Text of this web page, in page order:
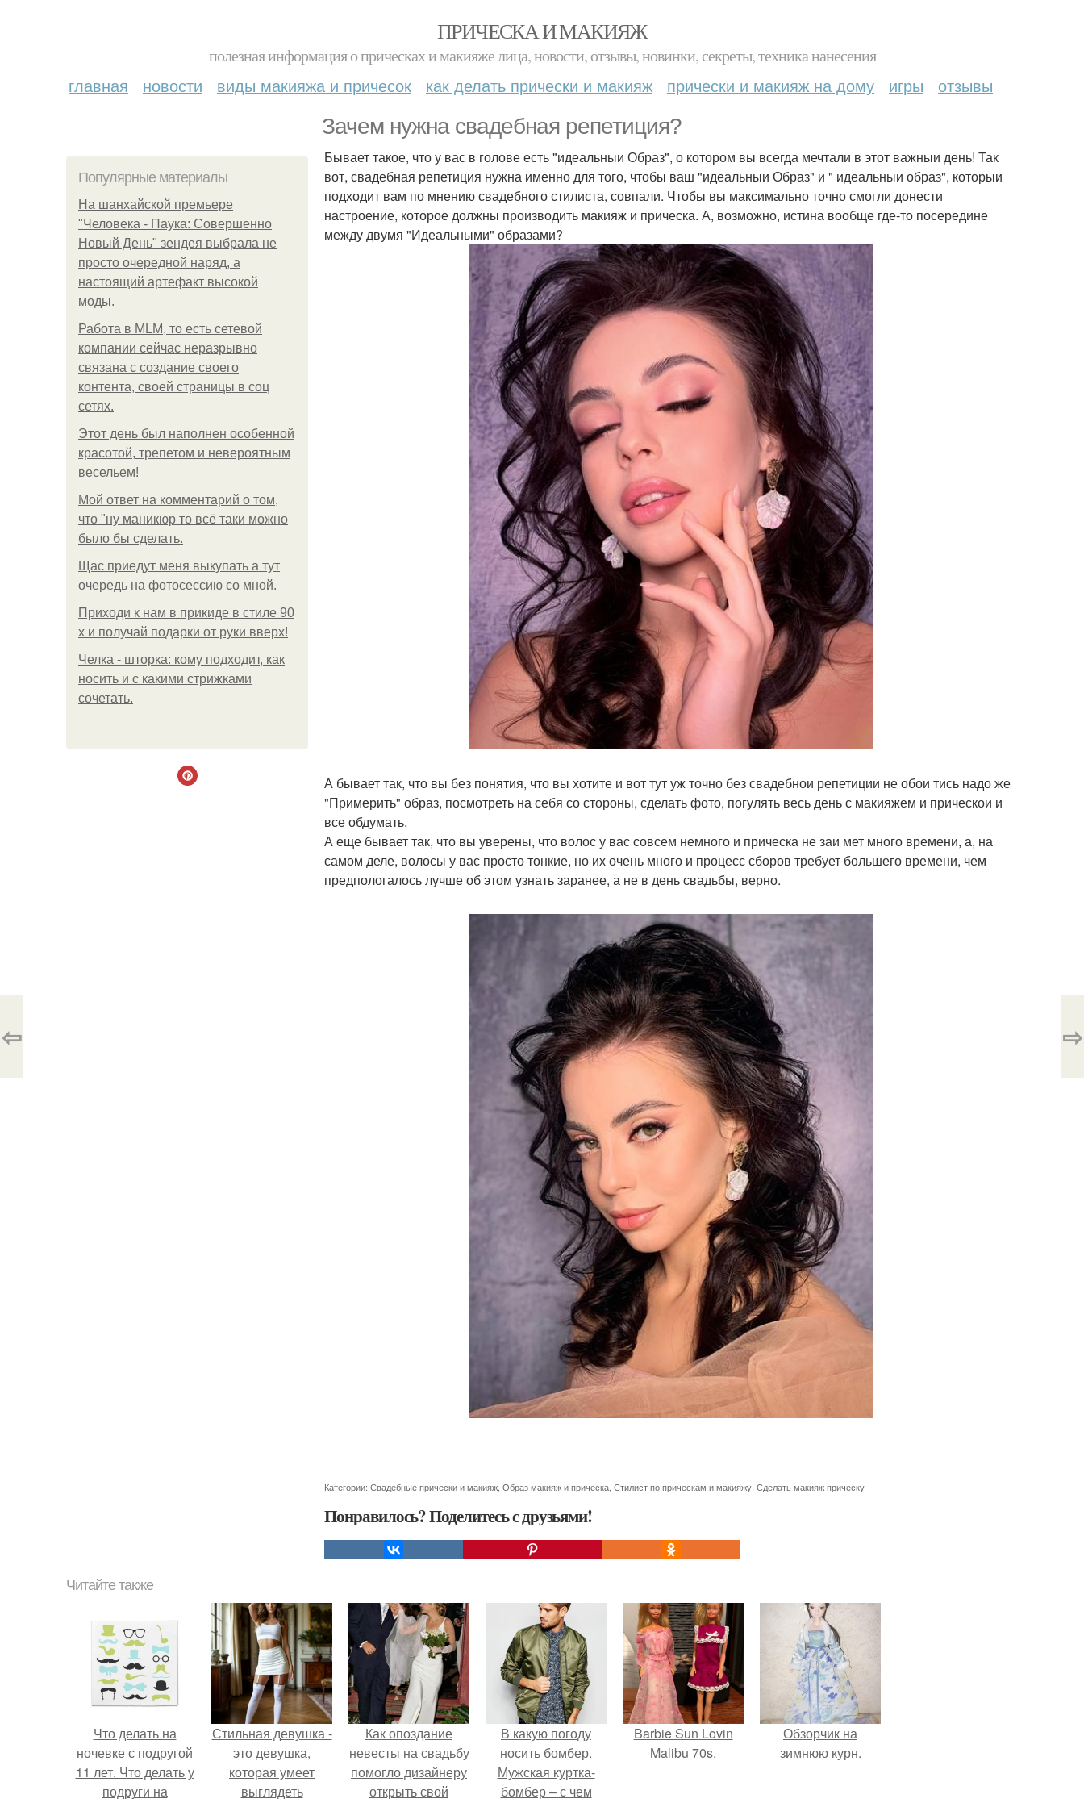
ПРИЧЕСКА И МАКИЯЖ
полезная информация о прическах и макияже лица, новости, отзывы, новинки, секреты, техника нанесения
главная новости виды макияжа и причесок как делать прически и макияж прически и макияж на дому игры отзывы
Зачем нужна свадебная репетиция?
Популярные материалы
На шанхайской премьере
"Человека - Паука: Совершенно
Новый День" зендея выбрала не
просто очередной наряд, а
настоящий артефакт высокой
моды.
Работа в MLM, то есть сетевой
компании сейчас неразрывно
связана с создание своего
контента, своей страницы в соц
сетях.
Этот день был наполнен особенной
красотой, трепетом и невероятным
весельем!
Мой ответ на комментарий о том,
что "ну маникюр то всё таки можно
было бы сделать.
Щас приедут меня выкупать а тут
очередь на фотосессию со мной.
Приходи к нам в прикиде в стиле 90
х и получай подарки от руки вверх!
Челка - шторка: кому подходит, как
носить и с какими стрижками
сочетать.
Бывает такое, что у вас в голове есть "идеальныи Образ", о котором вы всегда мечтали в этот важныи день! Так
вот, свадебная репетиция нужна именно для того, чтобы ваш "идеальныи Образ" и " идеальныи образ", которыи
подходит вам по мнению свадебного стилиста, совпали. Чтобы вы максимально точно смогли донести
настроение, которое должны производить макияж и прическа. А, возможно, истина вообще где-то посередине
между двумя "Идеальными" образами?
А бывает так, что вы без понятия, что вы хотите и вот тут уж точно без свадебнои репетиции не обои тись надо же
"Примерить" образ, посмотреть на себя со стороны, сделать фото, погулять весь день с макияжем и прическои и
все обдумать.
А еще бывает так, что вы уверены, что волос у вас совсем немного и прическа не заи мет много времени, а, на
самом деле, волосы у вас просто тонкие, но их очень много и процесс сборов требует большего времени, чем
предпологалось лучше об этом узнать заранее, а не в день свадьбы, верно.
Категории: Свадебные прически и макияж Образ макияж и прическа Стилист по прическам и макияжу Сделать макияж прическу
Понравилось? Поделитесь с друзьями!
⇦ ⇨
Читайте также
Что делать на
ночевке с подругой
11 лет. Что делать у
подруги на
Стильная девушка -
это девушка,
которая умеет
выглядеть
Как опоздание
невесты на свадьбу
помогло дизайнеру
открыть свой
В какую погоду
носить бомбер.
Мужская куртка-
бомбер – с чем
Barbie Sun Lovin
Malibu 70s.
Обзорчик на
зимнюю курн.